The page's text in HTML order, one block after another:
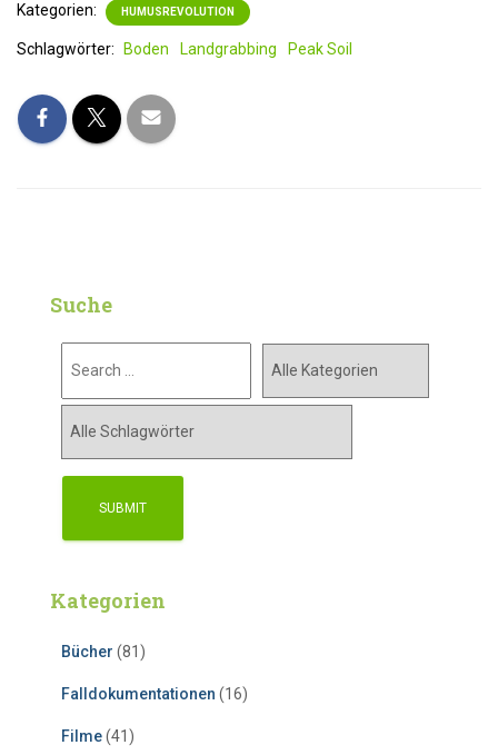
Kategorien: HUMUSREVOLUTION
Schlagwörter: Boden Landgrabbing Peak Soil
Suche
Kategorien
Bücher (81)
Falldokumentationen (16)
Filme(41)